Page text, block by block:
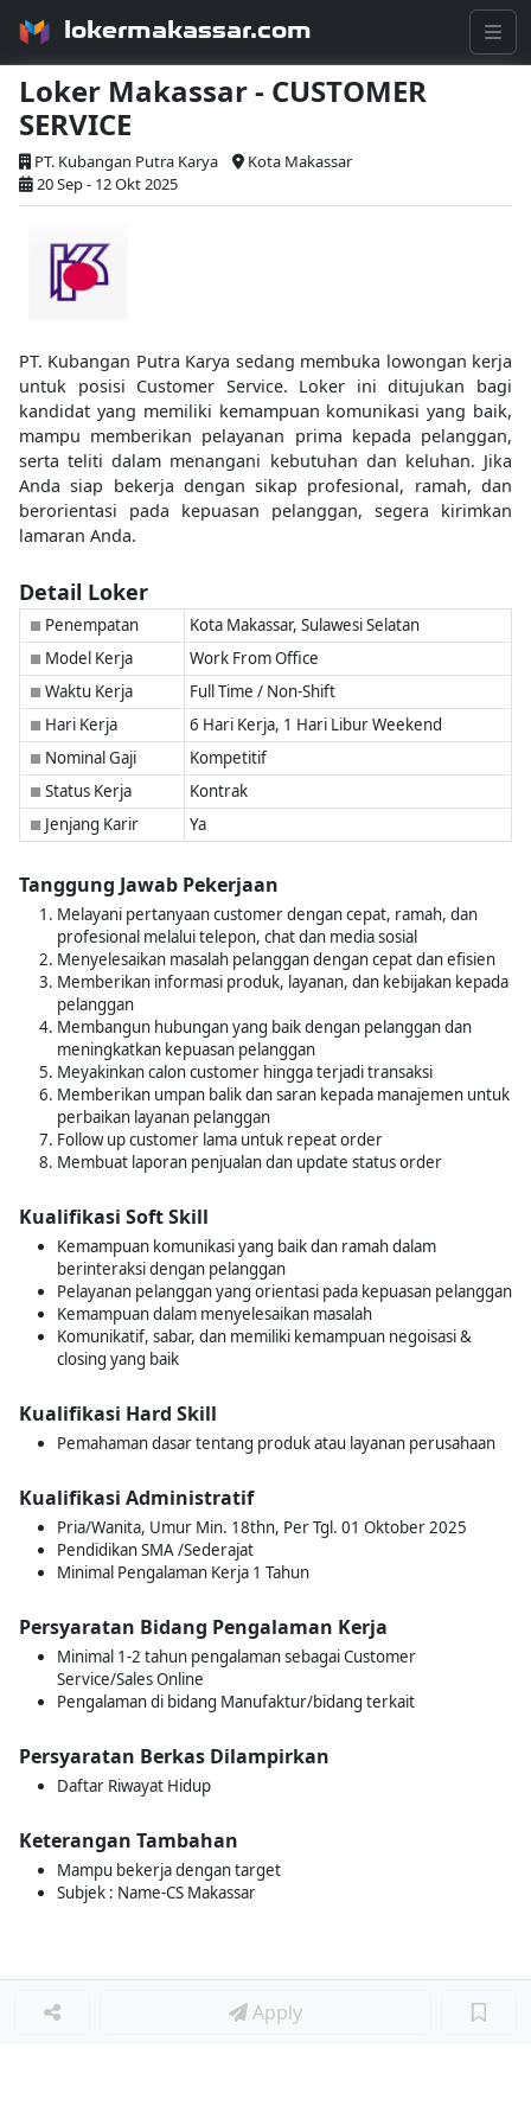
lokermakassar.com
Loker Makassar - CUSTOMER
SERVICE
PT. Kubangan Putra Karya
Kota Makassar
20 Sep - 12 Okt 2025
PT. Kubangan Putra Karya sedang membuka lowongan kerja
untuk posisi Customer Service. Loker ini ditujukan bagi
kandidat yang memiliki kemampuan komunikasi yang baik,
mampu memberikan pelayanan prima kepada pelanggan,
serta teliti dalam menangani kebutuhan dan keluhan. Jika
Anda siap bekerja dengan sikap profesional, ramah, dan
berorientasi pada kepuasan pelanggan, segera kirimkan
lamaran Anda.
Detail Loker
■ Penempatan Kota Makassar, Sulawesi Selatan
■ Model Kerja Work From Office
■ Waktu Kerja Full Time / Non-Shift
■ Hari Kerja 6 Hari Kerja, 1 Hari Libur Weekend
■ Nominal Gaji Kompetitif
■ Status Kerja Kontrak
■ Jenjang Karir Ya
Tanggung Jawab Pekerjaan
Melayani pertanyaan customer dengan cepat, ramah, dan
profesional melalui telepon, chat dan media sosial
Menyelesaikan masalah pelanggan dengan cepat dan efisien
Memberikan informasi produk, layanan, dan kebijakan kepada
pelanggan
Membangun hubungan yang baik dengan pelanggan dan
meningkatkan kepuasan pelanggan
Meyakinkan calon customer hingga terjadi transaksi
Memberikan umpan balik dan saran kepada manajemen untuk
perbaikan layanan pelanggan
Follow up customer lama untuk repeat order
Membuat laporan penjualan dan update status order
Kualifikasi Soft Skill
Kemampuan komunikasi yang baik dan ramah dalam
berinteraksi dengan pelanggan
Pelayanan pelanggan yang orientasi pada kepuasan pelanggan
Kemampuan dalam menyelesaikan masalah
Komunikatif, sabar, dan memiliki kemampuan negoisasi &
closing yang baik
Kualifikasi Hard Skill
Pemahaman dasar tentang produk atau layanan perusahaan
Kualifikasi Administratif
Pria/Wanita, Umur Min. 18thn, Per Tgl. 01 Oktober 2025
Pendidikan SMA /Sederajat
Minimal Pengalaman Kerja 1 Tahun
Persyaratan Bidang Pengalaman Kerja
Minimal 1-2 tahun pengalaman sebagai Customer
Service/Sales Online
Pengalaman di bidang Manufaktur/bidang terkait
Persyaratan Berkas Dilampirkan
Daftar Riwayat Hidup
Keterangan Tambahan
Mampu bekerja dengan target
Subjek : Name-CS Makassar
Apply